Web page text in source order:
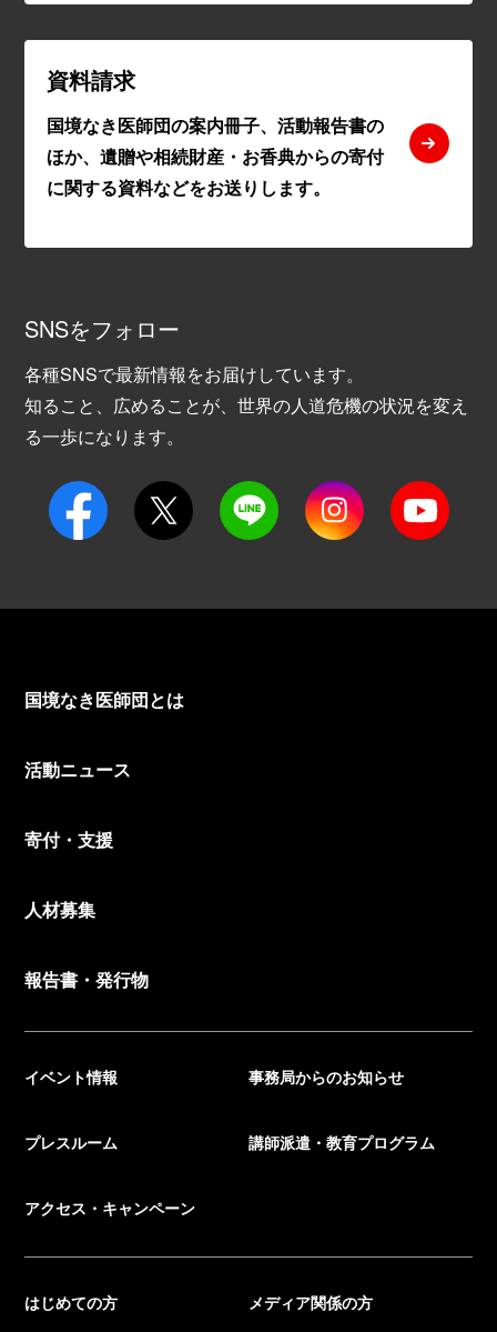
資料請求
国境なき医師団の案内冊子、活動報告書の
ほか、遺贈や相続財産・お香典からの寄付
に関する資料などをお送りします。
SNSをフォロー
各種SNSで最新情報をお届けしています。
知ること、広めることが、世界の人道危機の状況を変え
る一歩になります。
国境なき医師団とは
活動ニュース
寄付・支援
人材募集
報告書・発行物
イベント情報 事務局からのお知らせ
プレスルーム 講師派遣・教育プログラム
アクセス・キャンペーン
はじめての方 メディア関係の方